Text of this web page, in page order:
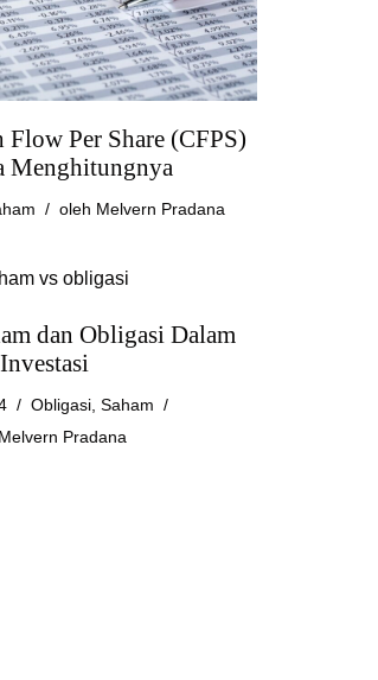
Flow Per Share (CFPS)
Menghitungnya
oleh Melvern Pradana
dan Obligasi Dalam
Investasi
Obligasi, Saham
Melvern Pradana